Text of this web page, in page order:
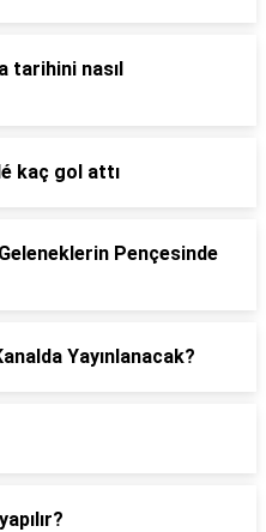
tarihini nasıl
kaç gol attı
Pençesinde
Yayınlanacak?